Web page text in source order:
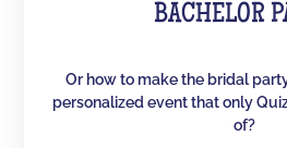
BACHELOR
Or how to make the bridal
personalized event that only
of?